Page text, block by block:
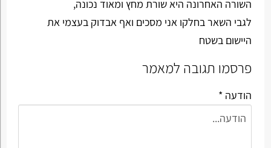
השורה האחרונה היא שורת מחץ ומאוד נכונה,
לגבי השאר בחלקו אני מסכים ואף אבדוק בעצמי את
היישום בשטח
פרסמו תגובה למאמר
הודעה *